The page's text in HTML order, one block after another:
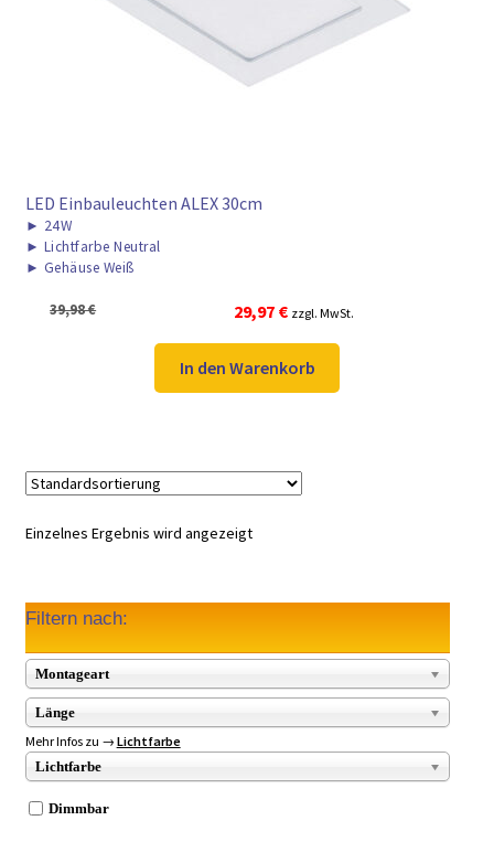
► ZAHLARTEN
► VERSANDARTEN
LED Einbauleuchten ALEX 30cm
► 24W
► Lichtfarbe Neutral
► Gehäuse Weiß
39,98€
Ursprünglicher
Preis
war:
39,98 €
29,97 €Aktueller
Preis
ist:
29,97 €.
zzgl. MwSt.
In den Warenkorb
Einzelnes Ergebnis wird angezeigt
Filtern nach:
Montageart
Länge
Mehr Infos zu → Lichtfarbe
Lichtfarbe
Dimmbar